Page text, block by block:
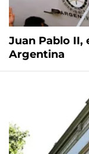
Juan Pablo II,
Argentina